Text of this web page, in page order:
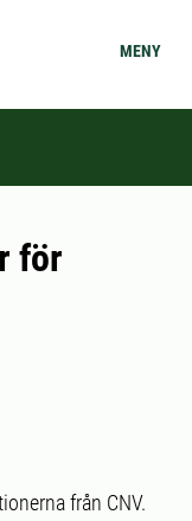
MENY
för
från CNV.